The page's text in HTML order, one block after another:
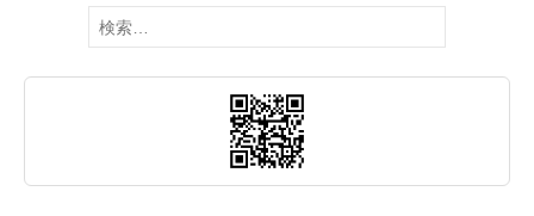
検
索: